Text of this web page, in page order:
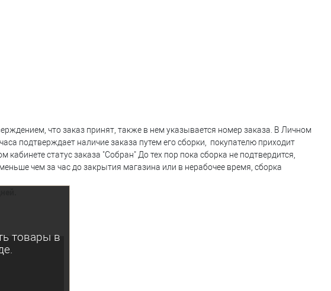
товары в
что заказ принят, также в нем указывается номер заказа. В Личном
подтверждает наличие заказа путем его сборки, покупателю приходит
статус заказа "Собран" До тех пор пока сборка не подтвердится,
чем за час до закрытия магазина или в нерабочее время, сборка